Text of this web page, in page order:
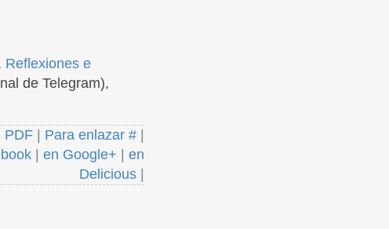
Reflexiones e
de Telegram),
PDF Para enlazar #
en Google+
en
Delicious